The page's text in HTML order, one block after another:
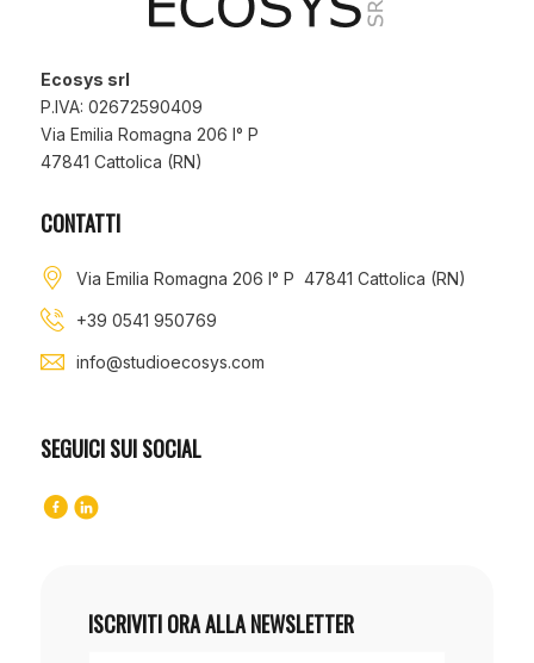
Ecosys srl
P.IVA: 02672590409
Via Emilia Romagna 206 I° P
47841 Cattolica (RN)
CONTATTI
Via Emilia Romagna 206 I° P 47841 Cattolica (RN)
+39 0541 950769
info@studioecosys.com
SEGUICI SUI SOCIAL
ISCRIVITI ORA ALLA NEWSLETTER